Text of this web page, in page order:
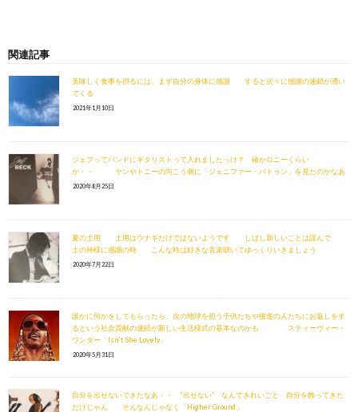
関連記事
美味しく食事を摂るには、まず自分の身体に感謝 すると次々に感謝の連鎖が湧い
てくる
2021年1月10日
ジェフってバンドにギタリストって入れましたっけ？ 確かロニーくらい
か・・ ヤンやトニーの向こう側に「ジェニファー・バトゥン」を見たのかなあ
2020年8月25日
夏の土用 土用はウナギだけではないようです しばし新しいことは謹んで
土の神様に感謝の時 こんな時は好きな音楽聴いてゆっくりいきましょう
2020年7月22日
誰かに何かをしてもらったら、次の地球を担う子供たちや後進の人たちにお返しをす
るという社会貢献の連続が新しい生活様式の基本なのかも スティーヴィー・
ワンダー「Isn't She Lovely」
2020年5月31日
自分を出せないできたなあ・・ “出せない” なんてきれいごと 自分を飾ってきた
だけじゃん そんなんじゃなく「Higher Ground」